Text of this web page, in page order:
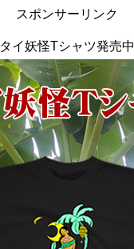
スポンサーリンク
タイ妖怪Tシャツ発売中